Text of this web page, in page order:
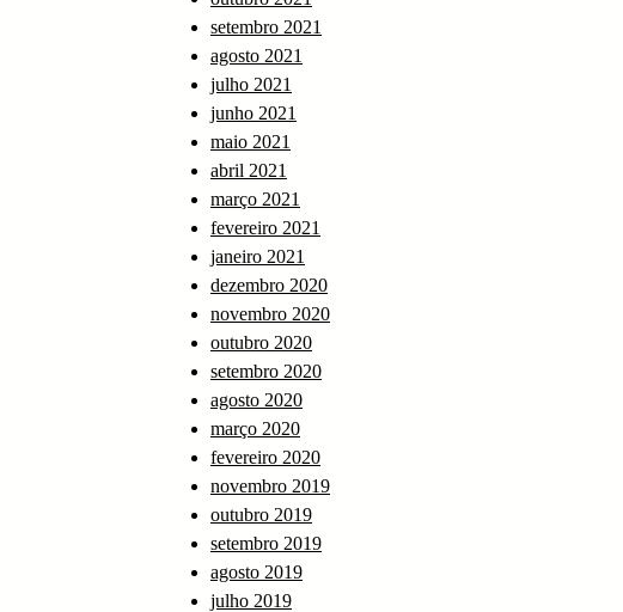
setembro 2021
agosto 2021
julho 2021
junho 2021
maio 2021
abril 2021
março 2021
fevereiro 2021
janeiro 2021
dezembro 2020
novembro 2020
outubro 2020
setembro 2020
agosto 2020
março 2020
fevereiro 2020
novembro 2019
outubro 2019
setembro 2019
agosto 2019
julho 2019